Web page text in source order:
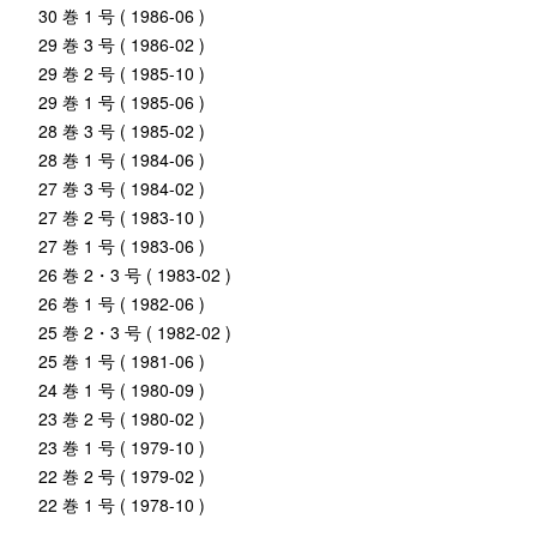
30 巻 1 号 ( 1986-06 )
29 巻 3 号 ( 1986-02 )
29 巻 2 号 ( 1985-10 )
29 巻 1 号 ( 1985-06 )
28 巻 3 号 ( 1985-02 )
28 巻 1 号 ( 1984-06 )
27 巻 3 号 ( 1984-02 )
27 巻 2 号 ( 1983-10 )
27 巻 1 号 ( 1983-06 )
26 巻 2・3 号 ( 1983-02 )
26 巻 1 号 ( 1982-06 )
25 巻 2・3 号 ( 1982-02 )
25 巻 1 号 ( 1981-06 )
24 巻 1 号 ( 1980-09 )
23 巻 2 号 ( 1980-02 )
23 巻 1 号 ( 1979-10 )
22 巻 2 号 ( 1979-02 )
22 巻 1 号 ( 1978-10 )